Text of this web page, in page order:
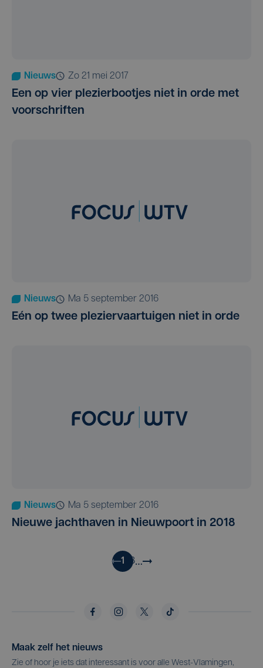
Nieuws zo 21 mei 2017
Een op vier plezierbootjes niet in orde met
voorschriften
Nieuws ma 5 september 2016
Eén op twee pleziervaartuigen niet in orde
Nieuws ma 5 september 2016
Nieuwe jachthaven in Nieuwpoort in 2018
1 3…
Maak zelf het nieuws
Zie of hoor je iets dat interessant is voor alle West-Vlamingen,